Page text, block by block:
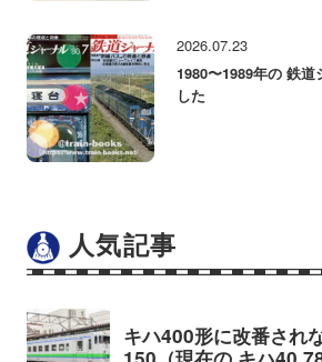
2026.07.23
1980〜1989年の 鉄道
した
人気記事